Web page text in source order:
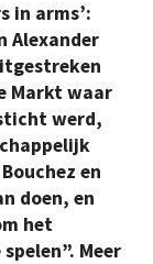
in arms’:
Alexander
Markt waar
werd,
en
doen, en
het
Meer